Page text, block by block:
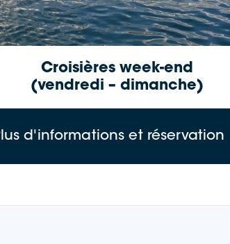
– jeudi)
Croisières week-end
(vendredi – dimanche)
d'informations et réservation